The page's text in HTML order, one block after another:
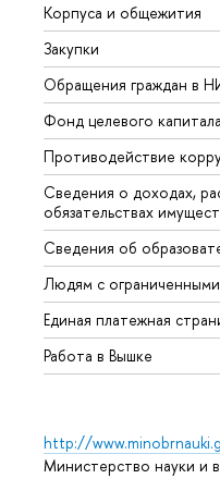
Корпуса и общежития
Закупки
Обращения граждан в
Фонд целевого капитала
Противодействие
Сведения о доходах,
обязательствах
Сведения об
Людям с
Единая платежная
Работа в Вышке
http://
Министерство науки и